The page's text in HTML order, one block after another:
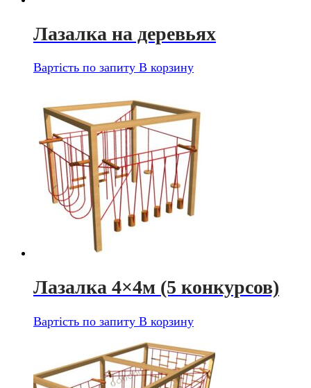
Лазалка на деревьях
Вартість по запиту В корзину
Лазалка 4×4м (5 конкурсов)
Вартість по запиту В корзину